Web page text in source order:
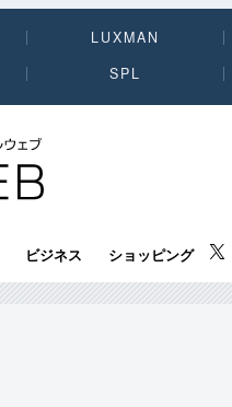
LUXMAN
SPL
ビジネス ショッピング